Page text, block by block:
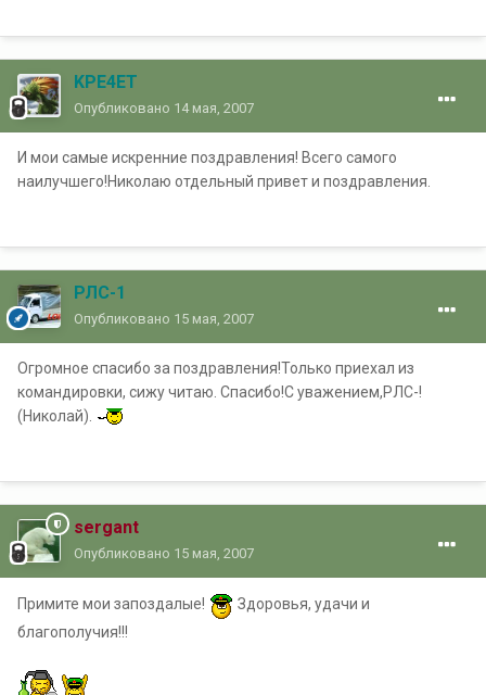
KPE4ET
Опубликовано 14 мая, 2007
И мои самые искренние поздравления! Всего самого
наилучшего!Николаю отдельный привет и поздравления.
РЛС-1
Опубликовано 15 мая, 2007
Огромное спасибо за поздравления!Только приехал из
командировки, сижу читаю. Спасибо!С уважением,РЛС-!
(Николай).
sergant
Опубликовано 15 мая, 2007
Примите мои запоздалые!
Здоровья, удачи и
благополучия!!!